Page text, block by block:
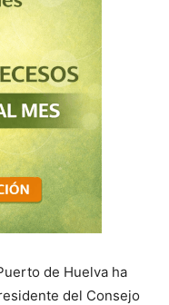
de Huelva ha
del Consejo